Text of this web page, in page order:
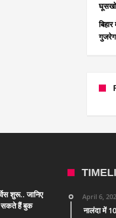
शुरू.. जानिए
सकते हैं बुक
April 6,
नालंदा में